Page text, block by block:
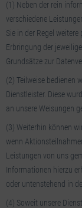
(1) Neben der rein
verschiedene
Sie in der Regel
Erbringung der
Grundsätze zur
(2) Teilweise bedienen
Dienstleister. Diese
an unsere Weisungen
(3) Weiterhin können
wenn
Leistungen von uns
Informationen hierzu
oder untenstehend in
(4) Soweit unsere